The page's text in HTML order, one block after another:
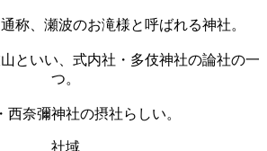
称、瀬波のお滝様と呼ばれる神社。
といい、式内社・多伎神社の論社の一
つ。
西奈彌神社の摂社らしい。
社域